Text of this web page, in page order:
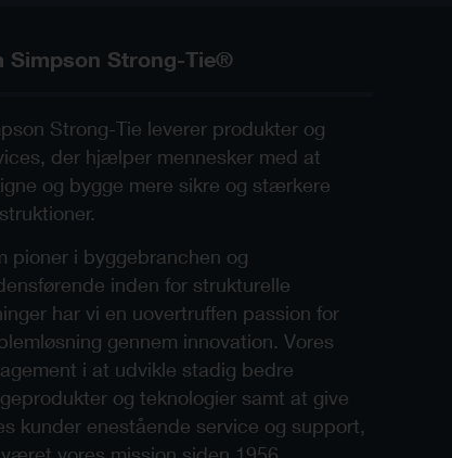
Simpson Strong-Tie®
Strong-Tie leverer produkter og
der hjælper mennesker med at
og bygge mere sikre og stærkere
pioner i byggebranchen og
inden for strukturelle
har vi en uovertruffen passion for
gennem innovation. Vores
i at udvikle stadig bedre
og teknologier samt at give
kunder enestående service og support,